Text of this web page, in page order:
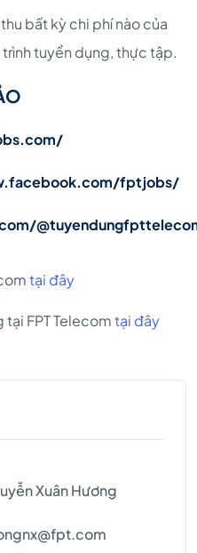
bất kỳ chi phí nào của
tuyển dụng, thực tập.
fptjobs/
tại đây
FPT Telecomtại đây
Xuân Hương